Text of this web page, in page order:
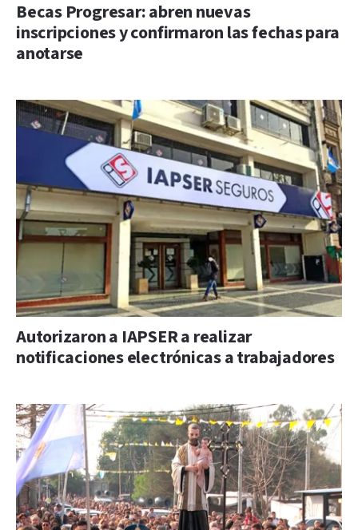
Becas Progresar: abren nuevas
inscripciones y confirmaron las fechas para
anotarse
Autorizaron a IAPSER a realizar
notificaciones electrónicas a trabajadores